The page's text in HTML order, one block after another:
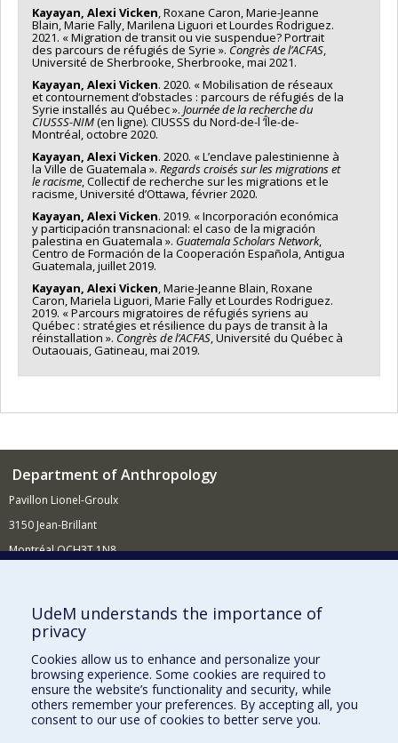
Kayayan, Alexi Vicken, Roxane Caron, Marie-Jeanne
Blain, Marie Fally, Marilena Liguori et Lourdes Rodriguez.
2021. « Migration de transit ou vie suspendue? Portrait
des parcours de réfugiés de Syrie ». Congrès de l’ACFAS,
Université de Sherbrooke, Sherbrooke, mai 2021.
Kayayan, Alexi Vicken. 2020. « Mobilisation de réseaux
et contournement d’obstacles : parcours de réfugiés de la
Syrie installés au Québec ». Journée de la recherche du
CIUSSS-NIM(en ligne). CIUSSS du Nord-de-l ’Île-de-
Montréal, octobre 2020.
Kayayan, Alexi Vicken. 2020. « L’enclave palestinienne à
la Ville de Guatemala ». Regards croisés sur les migrations et
le racisme, Collectif de recherche sur les migrations et le
racisme, Université d’Ottawa, février 2020.
Kayayan, Alexi Vicken. 2019. « Incorporación económica
y participación transnacional: el caso de la migración
palestina en Guatemala ». Guatemala Scholars Network,
Centro de Formación de la Cooperación Española, Antigua
Guatemala, juillet 2019.
Kayayan, Alexi Vicken, Marie-Jeanne Blain, Roxane
Caron, Mariela Liguori, Marie Fally et Lourdes Rodriguez.
2019. « Parcours migratoires de réfugiés syriens au
Québec : stratégies et résilience du pays de transit à la
réinstallation ». Congrès de l’ACFAS, Université du Québec à
Outaouais, Gatineau, mai 2019.
Department of Anthropology
Pavillon Lionel-Groulx
3150 Jean-Brillant
Montréal QCH3T 1N8
Supporting the Department
NEED HELP?
Site map
Report a problem
UdeM understands the importance of
privacy
Cookies allow us to enhance and personalize your
browsing experience. Some cookies are required to
ensure the website’s functionality and security, while
others remember your preferences. By accepting all, you
consent to our use of cookies to better serve you.